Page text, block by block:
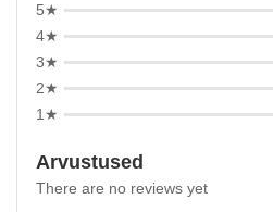
5★
4★
3★
2★
1★
Arvustused
There are no reviews yet